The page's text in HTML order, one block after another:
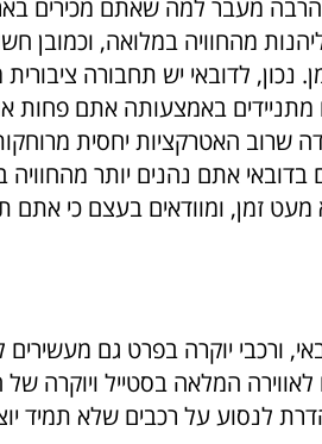
הרבה מעבר למה שאתם מכירים
מהחוויה במלואה, וכמובן
לדובאי יש תחבורה
באמצעותה אתם פחות או
שרוב האטרקציות יחסית
אתם נהנים יותר
זמן, ומוודאים בעצם כי אתם
ורכבי יוקרה בפרט גם
המלאה בסטייל ויוקרה
לנסוע על רכבים שלא תמיד